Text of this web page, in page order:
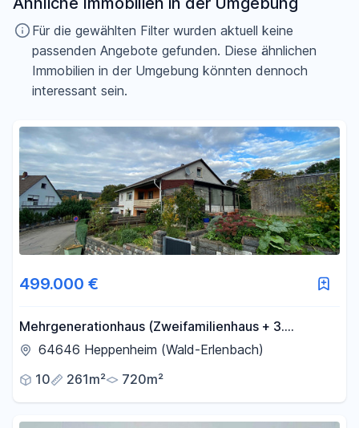
- m²
Filter für Fläche zurücksetzen
Für die gewählten Filter wurden aktuell keine
passenden Angebote gefunden. Diese ähnlichen
Immobilien in der Umgebung könnten dennoch
interessant sein.
499.000 €
Mehrgenerationhaus (Zweifamilienhaus + 3.
Wohnung im Anbau) mit 2 Garagen
64646 Heppenheim (Wald-Erlenbach)
10
261m² 720m²